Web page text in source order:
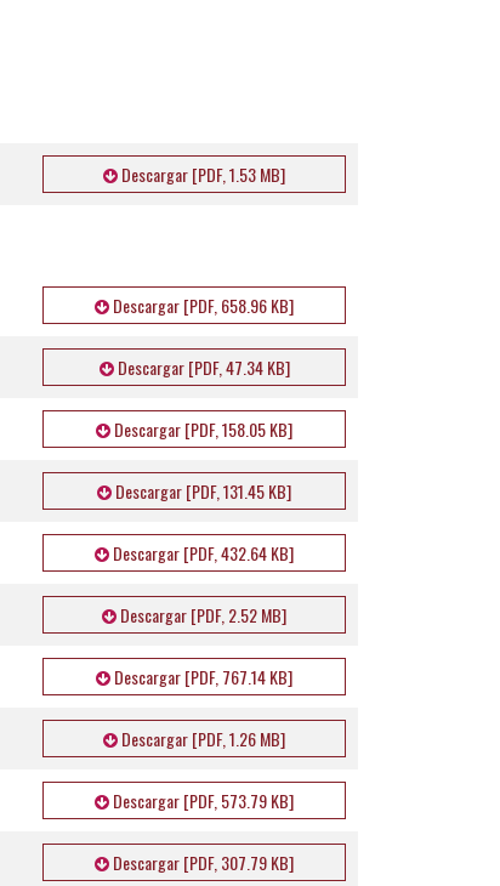
Descargar [PDF, 1.53 MB]
Descargar [PDF, 658.96 KB]
Descargar [PDF, 47.34 KB]
Descargar [PDF, 158.05 KB]
Descargar [PDF, 131.45 KB]
Descargar [PDF, 432.64 KB]
Descargar [PDF, 2.52 MB]
Descargar [PDF, 767.14 KB]
Descargar [PDF, 1.26 MB]
Descargar [PDF, 573.79 KB]
Descargar [PDF, 307.79 KB]